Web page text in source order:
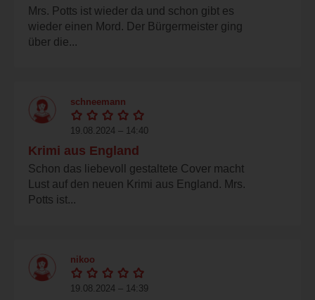
Mrs. Potts ist wieder da und schon gibt es
wieder einen Mord. Der Bürgermeister ging
über die...
schneemann
19.08.2024 – 14:40
Krimi aus England
Schon das liebevoll gestaltete Cover macht
Lust auf den neuen Krimi aus England. Mrs.
Potts ist...
nikoo
19.08.2024 – 14:39